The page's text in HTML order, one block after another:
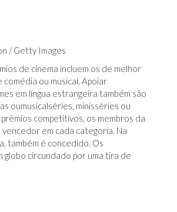
/ Getty Images
de cinema incluem os de melhor
ou musical. Apoiar
em língua estrangeira também são
oumusicalséries, minisséries ou
competitivos, os membros da
em cada categoria. Na
também é concedido. Os
circundado por uma tira de